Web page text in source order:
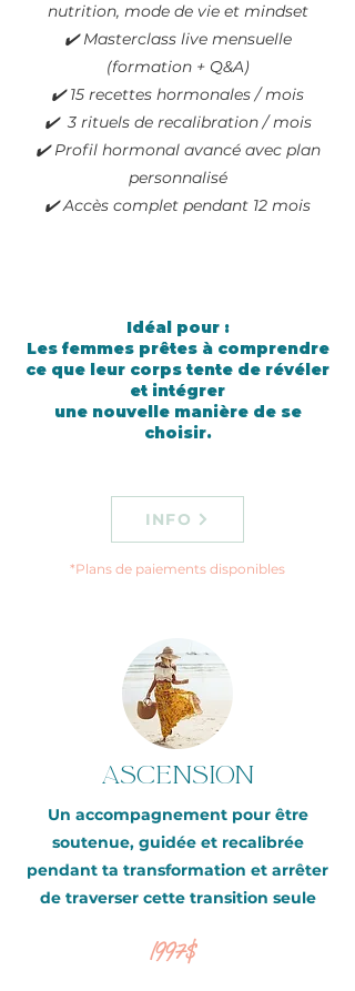
nutrition, mode de vie et mindset
✔️ Masterclass live mensuelle
(formation + Q&A)
✔️ 15 recettes hormonales / mois
✔️ 3 rituels de recalibration / mois
✔️ Profil hormonal avancé avec plan
personnalisé
✔️ Accès complet pendant 12 mois
Idéal pour :
Les femmes prêtes à comprendre
ce que leur corps tente de révéler
et intégrer
une nouvelle manière de se
choisir.
*Plans de paiements disponibles
INFO
ascension
Un accompagnement pour être
soutenue, guidée et recalibrée
pendant ta transformation et arrêter
de traverser cette transition seule
1997$